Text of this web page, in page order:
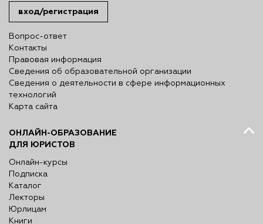
вход/регистрация
Вопрос-ответ
Контакты
Правовая информация
Сведения об образовательной организации
Сведения о деятельности в сфере информационных
технологий
Карта сайта
ОНЛАЙН-ОБРАЗОВАНИЕ
ДЛЯ ЮРИСТОВ
Онлайн-курсы
Подписка
Каталог
Лекторы
Юрлицам
Книги